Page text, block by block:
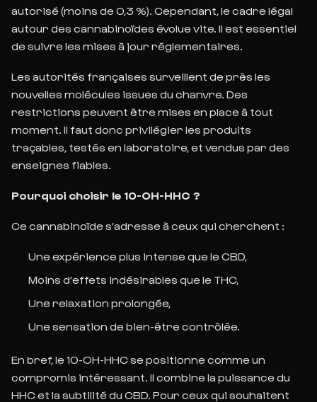
autorisé (moins de 0,3 %). Cependant, le cadre légal
autour des cannabinoïdes évolue vite. Il est essentiel
de suivre les mises à jour réglementaires.
Les autorités françaises surveillent de près les
nouvelles molécules issues du chanvre. Des
restrictions peuvent être mises en place à tout
moment. Il faut donc privilégier les produits
traçables, testés en laboratoire, et vendus par des
enseignes fiables.
Pourquoi choisir le 10-OH-HHC ?
Ce cannabinoïde s’adresse à ceux qui cherchent :
Une expérience plus intense que le CBD,
Moins d’effets indésirables que le THC,
Une relaxation prolongée,
Une sensation de bien-être contrôlée.
En bref, le 10-OH-HHC se positionne comme un
compromis intéressant. Il combine la puissance du
HHC et la subtilité du CBD. Pour ceux qui souhaitent